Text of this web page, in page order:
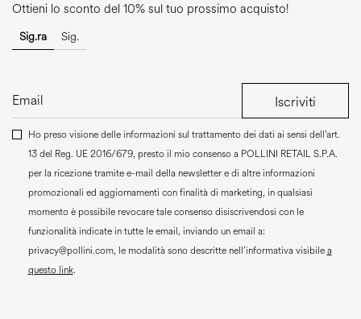
Ottieni lo sconto del 10% sul tuo prossimo acquisto!
Sig.ra Sig.
Iscriviti
Ho preso visione delle informazioni sul trattamento dei dati ai sensi dell’art.
13 del Reg. UE 2016/679, presto il mio consenso a POLLINI RETAIL S.P.A.
per la ricezione tramite e-mail della newsletter e di altre informazioni
promozionali ed aggiornamenti con finalità di marketing, in qualsiasi
momento è possibile revocare tale consenso disiscrivendosi con le
funzionalità indicate in tutte le email, inviando un email a:
privacy@pollini.com, le modalità sono descritte nell’informativa visibilea
questo link.